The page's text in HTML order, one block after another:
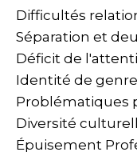
Difficultés
Séparation et
Déficit de
Identité de
Problématiques
Diversité
Épuisement